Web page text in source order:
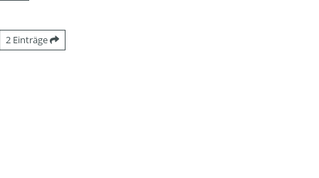
2 Einträge